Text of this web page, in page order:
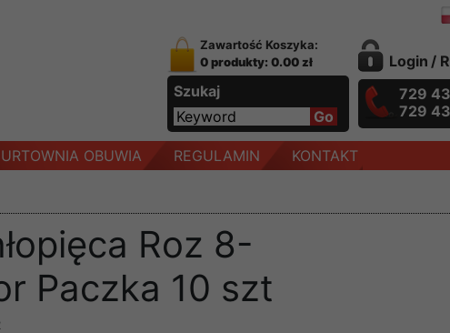
Zawartość Koszyka:
0 produkty: 0.00 zł
Szukaj
Login /
729
729
OBUWIA REGULAMIN KONTAKT
Roz 8-
Paczka 10 szt